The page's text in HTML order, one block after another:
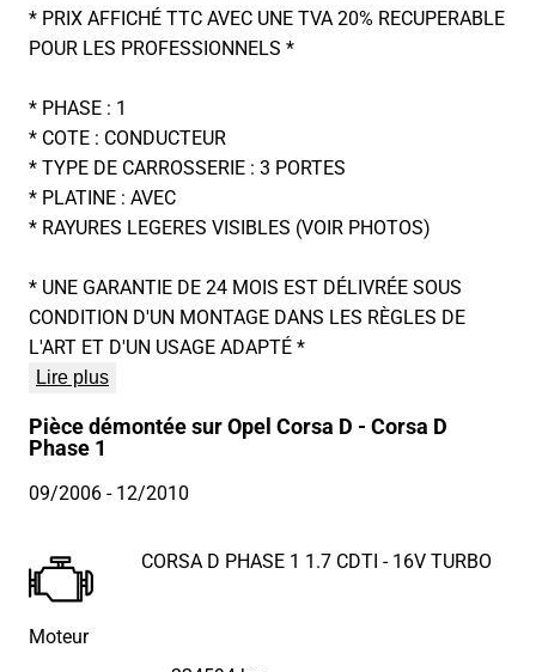
* PRIX AFFICHÉ TTC AVEC UNE TVA 20% RECUPERABLE
POUR LES PROFESSIONNELS *
* PHASE : 1
* COTE : CONDUCTEUR
* TYPE DE CARROSSERIE : 3 PORTES
* PLATINE : AVEC
* RAYURES LEGERES VISIBLES (VOIR PHOTOS)
* UNE GARANTIE DE 24 MOIS EST DÉLIVRÉE SOUS
CONDITION D'UN MONTAGE DANS LES RÈGLES DE
L'ART ET D'UN USAGE ADAPTÉ *
Lire plus
Pièce démontée sur Opel Corsa D - Corsa D
Phase 1
09/2006- 12/2010
Moteur
CORSA D PHASE 1 1.7 CDTI - 16V TURBO